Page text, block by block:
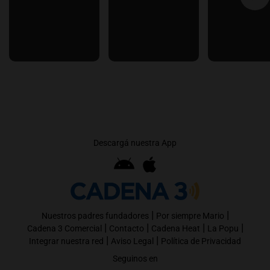
Descargá nuestra App
Nuestros padres fundadores | Por siempre Mario |
Cadena 3 Comercial | Contacto | Cadena Heat | La Popu |
Integrar nuestra red | Aviso Legal | Política de Privacidad
Seguinos en